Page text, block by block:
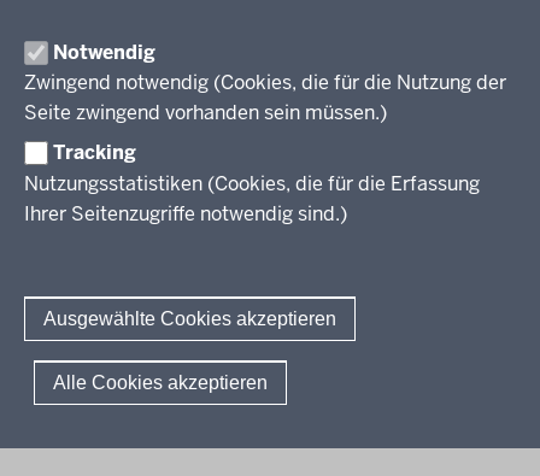
Notwendig
Zwingend notwendig (Cookies, die für die Nutzung der
Seite zwingend vorhanden sein müssen.)
Tracking
Nutzungsstatistiken (Cookies, die für die Erfassung
Ihrer Seitenzugriffe notwendig sind.)
Ausgewählte Cookies akzeptieren
Alle Cookies akzeptieren
Berufsbildung NRW
Das Berufskolleg in NRW
Abschlüsse und Anschlüsse
Modellprojekte
Informationsschriften
Abkürzungen
Bildungsgänge / Bildungspläne
Bildungspläne Ausbildungsvorbereitung (Anlage A)
Fachklassen duales System (Anlage A)
Bildungspläne Berufsfachschule (Anlage B)
Bildungspläne Berufsfachschule und Fachoberschule (Anlage C)
Unterricht
Gesellschaft
Digitalisierung
© 2026 Berufsbildung
Fußzeile
Impressum Datenschutzerklärung